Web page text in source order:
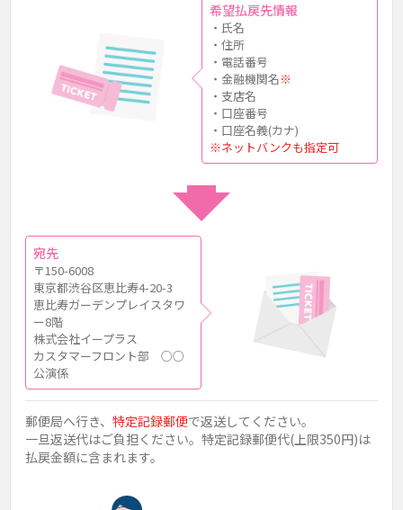
希望払戻先情報
・氏名
・住所
・電話番号
・金融機関名※
・支店名
・口座番号
・口座名義(カナ)
※ネットバンクも指定可
宛先
〒150-6008
東京都渋谷区恵比寿4-20-3
恵比寿ガーデンプレイスタワ
ー8階
株式会社イープラス
カスタマーフロント部 ○○
公演係
郵便局へ行き、 特定記録郵便で返送してください。
一旦返送代はご負担ください。特定記録郵便代(上限350円)は
払戻金額に含まれます。